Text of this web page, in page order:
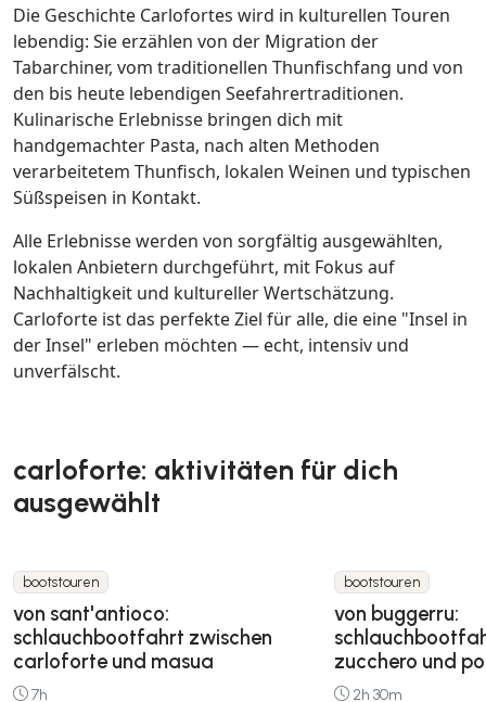
Die Geschichte Carlofortes wird in kulturellen Touren
lebendig: Sie erzählen von der Migration der
Tabarchiner, vom traditionellen Thunfischfang und von
den bis heute lebendigen Seefahrertraditionen.
Kulinarische Erlebnisse bringen dich mit
handgemachter Pasta, nach alten Methoden
verarbeitetem Thunfisch, lokalen Weinen und typischen
Süßspeisen in Kontakt.
Alle Erlebnisse werden von sorgfältig ausgewählten,
lokalen Anbietern durchgeführt, mit Fokus auf
Nachhaltigkeit und kultureller Wertschätzung.
Carloforte ist das perfekte Ziel für alle, die eine "Insel in
der Insel" erleben möchten — echt, intensiv und
unverfälscht.
carloforte: aktivitäten für dich
ausgewählt
bootstouren
von sant'antioco:
schlauchbootfahrt zwischen
carloforte und masua
7h
bootstouren
von buggerru:
zucchero und
2h 30m